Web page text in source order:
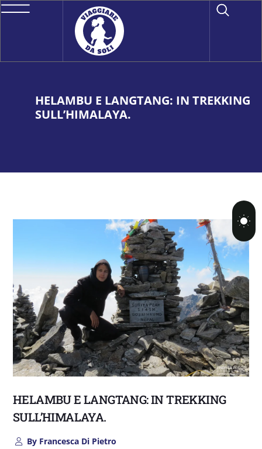
HELAMBU E LANGTANG: IN TREKKING
SULL’HIMALAYA.
HELAMBU E LANGTANG: IN TREKKING
SULL’HIMALAYA.
ByFrancesca Di Pietro